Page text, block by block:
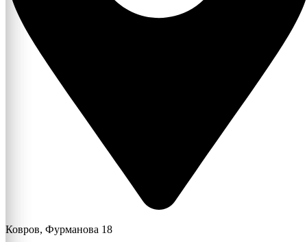
Ковров, Фурманова 18